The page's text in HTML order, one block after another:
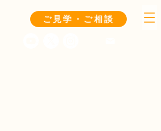
ご見学・ご相談